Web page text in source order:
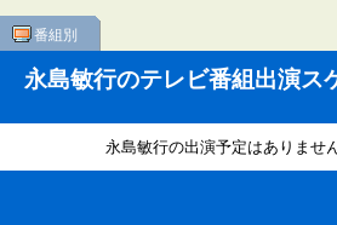
番組別
永島敏行のテレビ番組出演ス
永島敏行の出演予定はありませ